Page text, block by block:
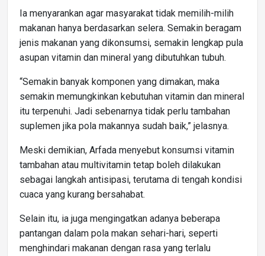
Ia menyarankan agar masyarakat tidak memilih-milih
makanan hanya berdasarkan selera. Semakin beragam
jenis makanan yang dikonsumsi, semakin lengkap pula
asupan vitamin dan mineral yang dibutuhkan tubuh.
“Semakin banyak komponen yang dimakan, maka
semakin memungkinkan kebutuhan vitamin dan mineral
itu terpenuhi. Jadi sebenarnya tidak perlu tambahan
suplemen jika pola makannya sudah baik,” jelasnya.
Meski demikian, Arfada menyebut konsumsi vitamin
tambahan atau multivitamin tetap boleh dilakukan
sebagai langkah antisipasi, terutama di tengah kondisi
cuaca yang kurang bersahabat.
Selain itu, ia juga mengingatkan adanya beberapa
pantangan dalam pola makan sehari-hari, seperti
menghindari makanan dengan rasa yang terlalu